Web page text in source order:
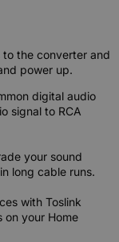
the converter and
power up.
digital audio
signal to RCA
your sound
long cable runs.
with Toslink
on your Home